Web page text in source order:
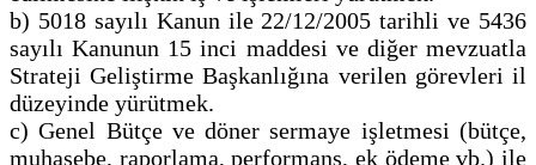
b) 5018 sayılı Kanun ile 22/12/2005 tarihli ve 5436
sayılı Kanunun 15 inci maddesi ve diğer mevzuatla
Strateji Geliştirme Başkanlığına verilen görevleri il
düzeyinde yürütmek.
c) Genel Bütçe ve döner sermaye işletmesi (bütçe,
muhasebe, raporlama, performans, ek ödeme vb.) ile